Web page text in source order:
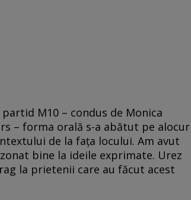
M10 – condus de Monica
– forma orală s-a abătut pe
de la faţa locului. Am avut
bine la ideile exprimate. Urez
la prietenii care au făcut acest